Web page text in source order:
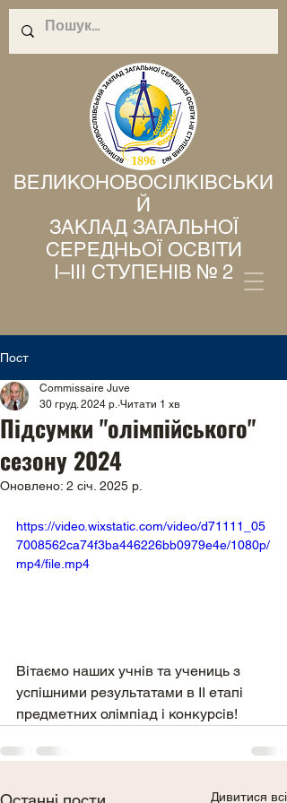
ВЕЛИКОНОВОСІЛКІВСЬКИ
Й
ЗАКЛАД ЗАГАЛЬНОЇ
СЕРЕДНЬОЇ ОСВІТИ
І–ІІІ СТУПЕНІВ № 2
Пост
Підсумки "олімпійського"
сезону 2024
Commissaire Juve
30 груд. 2024 р. Читати 1 хв
Оновлено: 2 січ. 2025 р.
https://video.wixstatic.com/video/d71111_05
7008562ca74f3ba446226bb0979e4e/1080p/
mp4/file.mp4
Вітаємо наших учнів та учениць з
успішними результатами в ІІ етапі
предметних олімпіад і конкурсів!
Дивитися всі